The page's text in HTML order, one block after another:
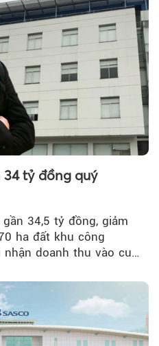
tỷ đồng quý
34,5 tỷ đồng, giảm
ha đất khu công
doanh thu vào cuối